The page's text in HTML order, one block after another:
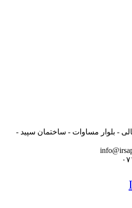
- بلوار مساوات - ساختمان سپید -